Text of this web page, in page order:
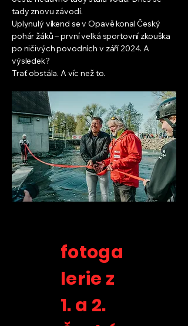
tady znovu závodí.
Uplynulý víkend se v Opavě konal Český
pohár žáků – první velká sportovní zkouška
po ničivých povodních v září 2024. A
výsledek?
Trať obstála. A víc než to.
fotoga
lerie z
1. a 2.